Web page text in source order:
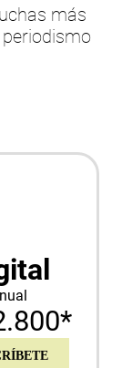
más